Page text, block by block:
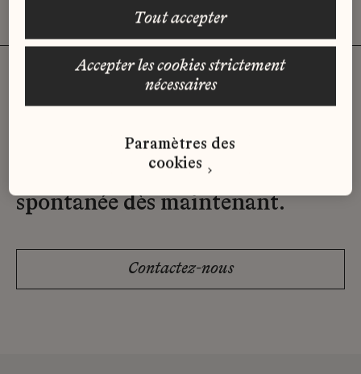
qui correspond à votre profil ?
Envoyez-nous votre candidature
spontanée dès maintenant.
Contactez-nous
accepter les cookies strictement
nécessaires
tout accepter
Paramètres des
cookies